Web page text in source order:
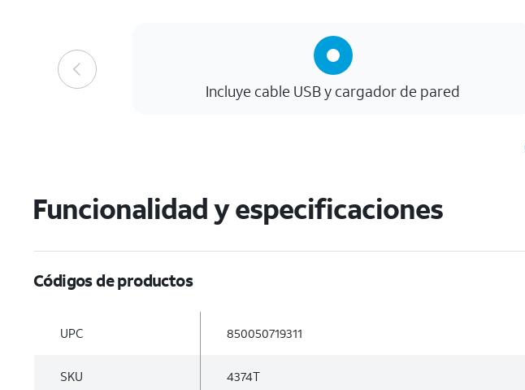
Incluye cable USB y cargador de pared
Funcionalidad y especificaciones
Códigos de productos
UPC 850050719311
SKU 4374T